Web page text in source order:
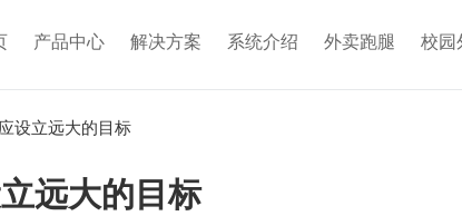
产品中心 解决方案 系统介绍 外卖跑腿 校园
设立远大的目标
远大的目标